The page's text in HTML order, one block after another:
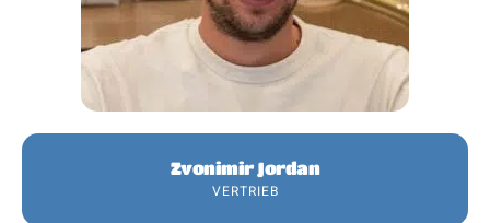
Zvonimir Jordan
VERTRIEB